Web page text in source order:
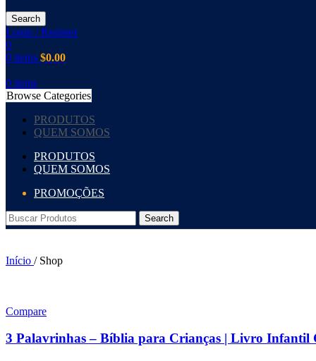
Search
Login / Register
0
0 items $0.00
0 items
Browse Categories
PRODUTOS
QUEM SOMOS
PRODUTOS
QUEM SOMOS
PROMOÇÕES
Search
Início / Shop
Compare
3 Palavrinhas – Bíblia para Crianças | Livro Infantil